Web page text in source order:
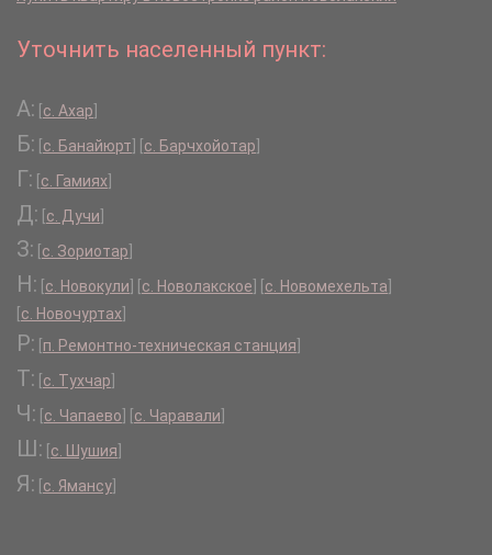
Уточнить населенный пункт:
А: с. Ахар
Б: с. Банайюрт с. Барчхойотар
Г: с. Гамиях
Д: с. Дучи
З: с. Зориотар
Н: с. Новокули с. Новолакское с. Новомехельта
с. Новочуртах
Р: п. Ремонтно-техническая станция
Т: с. Тухчар
Ч: с. Чапаево с. Чаравали
Ш: с. Шушия
Я: с. Ямансу